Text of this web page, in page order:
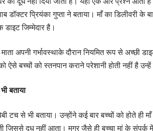
डॉक्टर प्रियंका गुप्ता ने बताया। माँ का डिलीवरी
जिम्मेदार है।
अपनी गर्भावस्थाके दौरान नियमित रूप से अच्छी
ऐसे बच्चों को स्तनपान कराने परेशानी होती नहीं है
बताया
टच से भी बताया। उन्होंने कई बार बच्चों को होते ही
जिससे दूध नहीं आता। मगर जैसे ही बच्चा मां के संपर्क